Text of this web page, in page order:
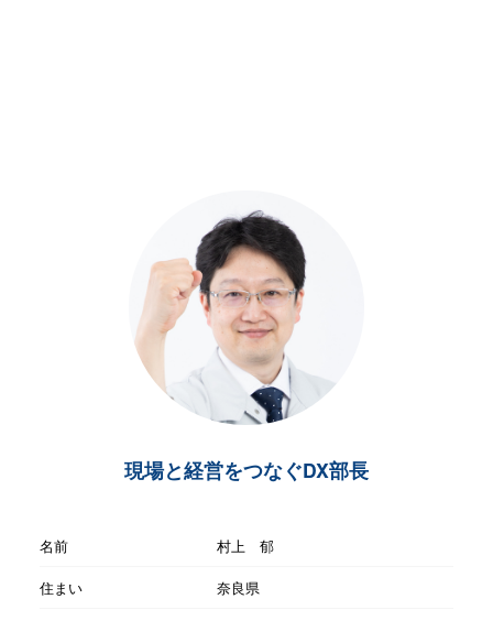
現場と経営をつなぐDX部長
名前
村上 郁
住まい
奈良県